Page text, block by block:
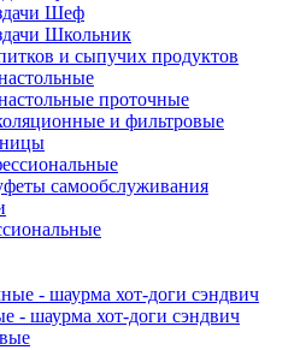
Шеф
Школьник
и сыпучих продуктов
проточные
и фильтровые
самообслуживания
- шаурма хот-доги сэндвич